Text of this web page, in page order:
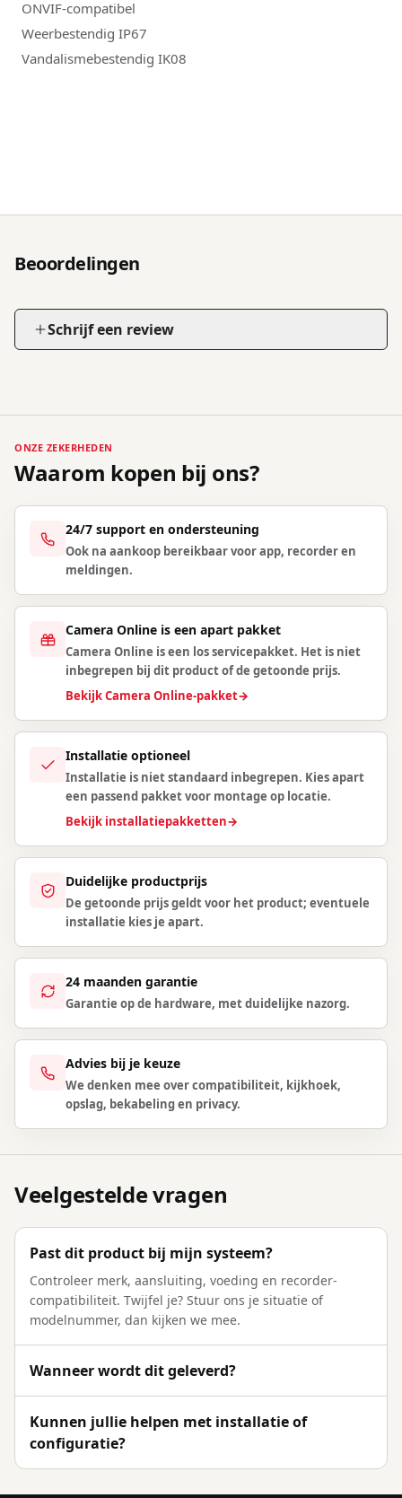
ONVIF-compatibel
Weerbestendig IP67
Vandalismebestendig IK08
Beoordelingen
Schrijf een review
ONZE ZEKERHEDEN
Waarom kopen bij ons?
24/7 support en ondersteuning
Ook na aankoop bereikbaar voor app, recorder en
meldingen.
Camera Online is een apart pakket
Camera Online is een los servicepakket. Het is niet
inbegrepen bij dit product of de getoonde prijs.
Bekijk Camera Online-pakket→
Installatie optioneel
Installatie is niet standaard inbegrepen. Kies apart
een passend pakket voor montage op locatie.
Bekijk installatiepakketten→
Duidelijke productprijs
De getoonde prijs geldt voor het product; eventuele
installatie kies je apart.
24 maanden garantie
Garantie op de hardware, met duidelijke nazorg.
Advies bij je keuze
We denken mee over compatibiliteit, kijkhoek,
opslag, bekabeling en privacy.
Veelgestelde vragen
Past dit product bij mijn systeem?
Controleer merk, aansluiting, voeding en recorder-
compatibiliteit. Twijfel je? Stuur ons je situatie of
modelnummer, dan kijken we mee.
Wanneer wordt dit geleverd?
Kunnen jullie helpen met installatie of
configuratie?